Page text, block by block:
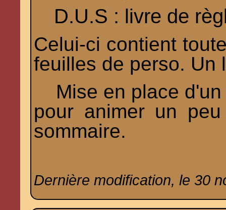
D.U.S : livre de
Celui-ci contient
feuilles de perso. Un
Mise en place d'un
pour animer un
sommaire.
Dernière modification, le 30